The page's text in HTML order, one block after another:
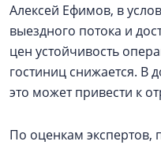
Алексей Ефимов, в
выездного потока и
цен устойчивость
гостиниц снижается. В
это может привести к
По оценкам экспертов,